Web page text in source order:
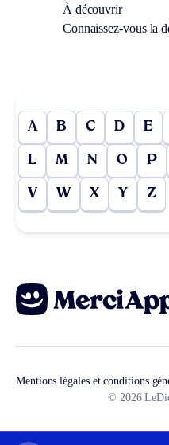
À découvrir
Connaissez-vous la
A B C D E
L M N O P
V W X Y Z
Mentions légales et conditions
© 2026